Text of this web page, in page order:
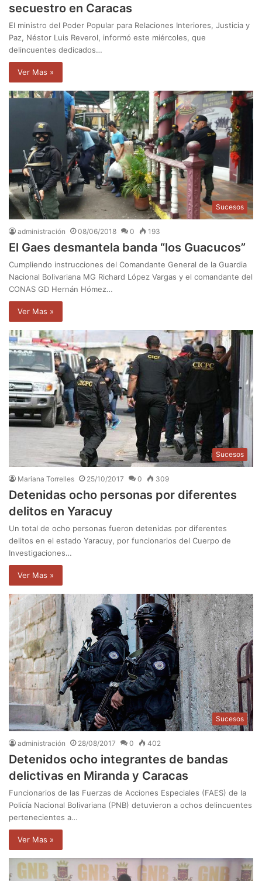
secuestro en Caracas
El ministro del Poder Popular para Relaciones Interiores, Justicia y
Paz, Néstor Luis Reverol, informó este miércoles, que
delincuentes dedicados…
Ver Mas »
Sucesos
administración 08/06/2018 0 193
El Gaes desmantela banda “los Guacucos”
Cumpliendo instrucciones del Comandante General de la Guardia
Nacional Bolivariana MG Richard López Vargas y el comandante del
CONAS GD Hernán Hómez…
Ver Mas »
Sucesos
Mariana Torrelles 25/10/2017 0 309
Detenidas ocho personas por diferentes
delitos en Yaracuy
Un total de ocho personas fueron detenidas por diferentes
delitos en el estado Yaracuy, por funcionarios del Cuerpo de
Investigaciones…
Ver Mas »
Sucesos
administración 28/08/2017 0 402
Detenidos ocho integrantes de bandas
delictivas en Miranda y Caracas
Funcionarios de las Fuerzas de Acciones Especiales (FAES) de la
Policía Nacional Bolivariana (PNB) detuvieron a ochos delincuentes
pertenecientes a…
Ver Mas »